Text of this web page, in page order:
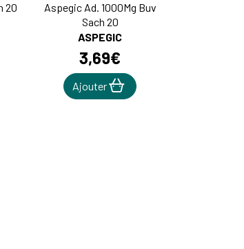
20
Aspegic Ad. 1000Mg Buv
Sach 20
ASPEGIC
3,69€
Ajouter